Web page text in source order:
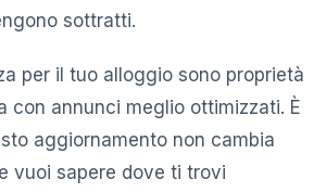
sottratti.
per il tuo alloggio sono proprietà
con annunci meglio ottimizzati. È
aggiornamento non cambia
vuoi sapere dove ti trovi